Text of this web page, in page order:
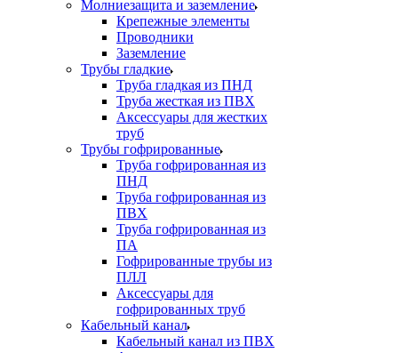
Молниезащита и заземление
Крепежные элементы
Проводники
Заземление
Трубы гладкие
Труба гладкая из ПНД
Труба жесткая из ПВХ
Аксессуары для жестких
труб
Трубы гофрированные
Труба гофрированная из
ПНД
Труба гофрированная из
ПВХ
Труба гофрированная из
ПА
Гофрированные трубы из
ПЛЛ
Аксессуары для
гофрированных труб
Кабельный канал
Кабельный канал из ПВХ